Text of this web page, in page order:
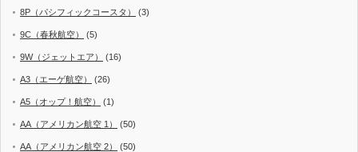
8P（パシフィックコースタ） (3)
9C（春秋航空） (5)
9W（ジェットエア） (16)
A3（エーゲ航空） (26)
A5（オップ！航空） (1)
AA（アメリカン航空 1） (50)
AA（アメリカン航空 2） (50)